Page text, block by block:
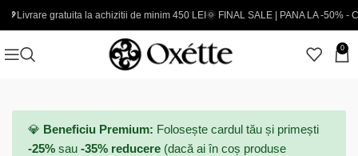
gratuita la achizitii de minim 450 LEI🌞 FINAL SALE | PANA LA -50% - Coduri noi
0
💎 Beneficiu Premium: Folosește cardul tău și primești
-25% sau -35% reducere (dacă ai în coș produse